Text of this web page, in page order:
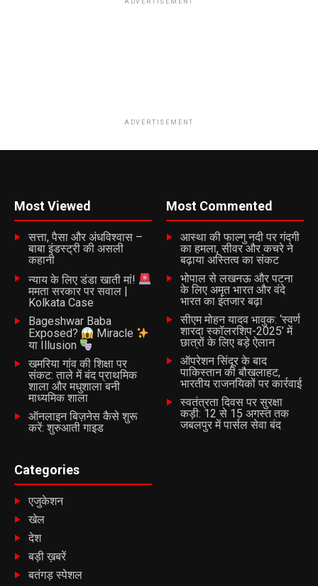
ADVERTISEMENT
ADVERTISEMENT
Most Viewed
सत्ता, पैसा और अंधविश्वास –
बाबा इंडस्ट्री की असली
कहानी
न्याय के लिए डंडा खाती मां!
ममता सरकार पर सवाल |
Kolkata Case
Bageshwar Baba
Exposed?
Miracle
या Illusion
खमरिया गांव की शिक्षा पर
संकट: ताले में बंद प्राथमिक
शाला और मधुशाला बनी
माध्यमिक शाला
ऑनलाइन बिज़नेस कैसे शुरू
करें: शुरुआती गाइड
Most Commented
आस्था की फाल्गु नदी पर गंदगी
का हमला, सीवर और कचरे ने
बढ़ाया अस्तित्व का संकट
भोपाल से लखनऊ और पटना
के लिए अमृत भारत और वंदे
भारत का इंतजार बढ़ा
सीएम मोहन यादव भावुक: ‘स्वर्ण
शारदा स्कॉलरशिप-2025’ में
छात्रों के लिए बड़े ऐलान
ऑपरेशन सिंदूर के बाद
पाकिस्तान की बौखलाहट,
भारतीय राजनयिकों पर कार्रवाई
स्वतंत्रता दिवस पर सुरक्षा
कड़ी: 12 से 15 अगस्त तक
जबलपुर में पार्सल सेवा बंद
Categories
एजुकेशन
खेल
देश
बड़ी ख़बरें
बतंगड़ स्पेशल